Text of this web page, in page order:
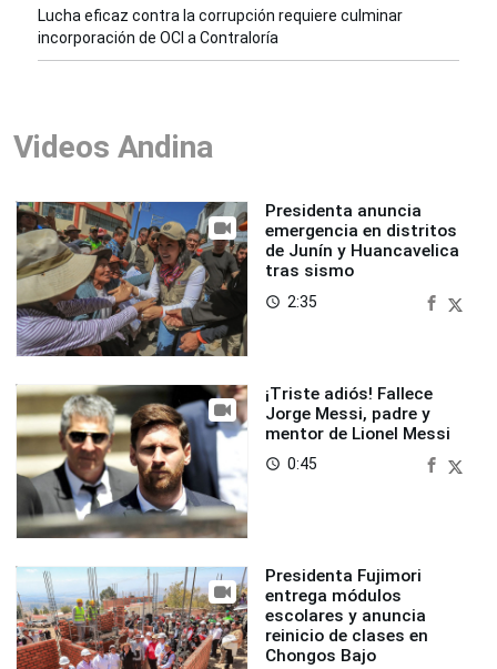
Lucha eficaz contra la corrupción requiere culminar
incorporación de OCI a Contraloría
Videos Andina
Presidenta anuncia
emergencia en distritos
de Junín y Huancavelica
tras sismo
access_time 2:35
¡Triste adiós! Fallece
Jorge Messi, padre y
mentor de Lionel Messi
access_time 0:45
Presidenta Fujimori
entrega módulos
escolares y anuncia
reinicio de clases en
Chongos Bajo